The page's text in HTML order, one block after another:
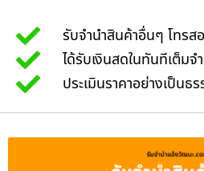
รับจำนำสินค้าอื่นๆ โทรส
ได้รับเงินสดในทันทีเต็มจ
ประเมินราคาอย่างเป็นธ